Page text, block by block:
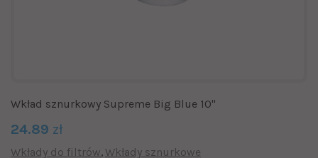
Wkład sznurkowy Supreme Big Blue 10"
24.89 zł
Wkłady do filtrów Wkłady sznurkowe